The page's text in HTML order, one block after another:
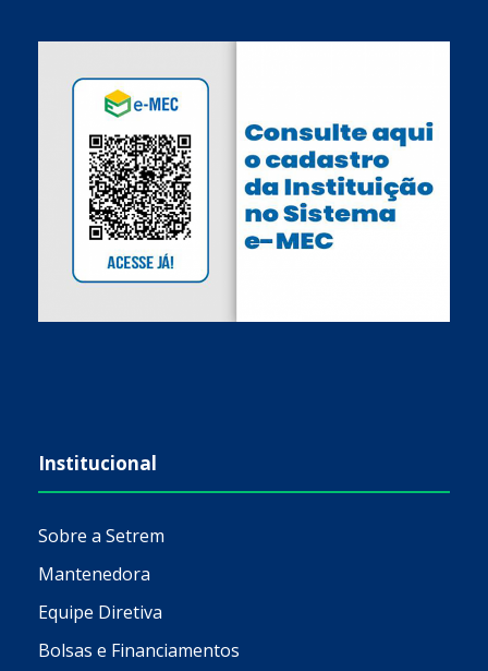
Institucional
Sobre a Setrem
Mantenedora
Equipe Diretiva
Bolsas e Financiamentos